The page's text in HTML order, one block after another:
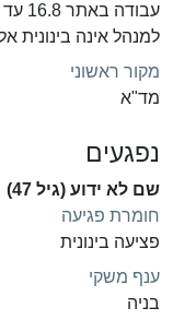
למנהל אינה בינונית
מקור ראשוני
מד"א
נפגעים
שם לא ידוע (גיל 47)
חומרת פגיעה
פציעה בינונית
ענף משקי
בניה